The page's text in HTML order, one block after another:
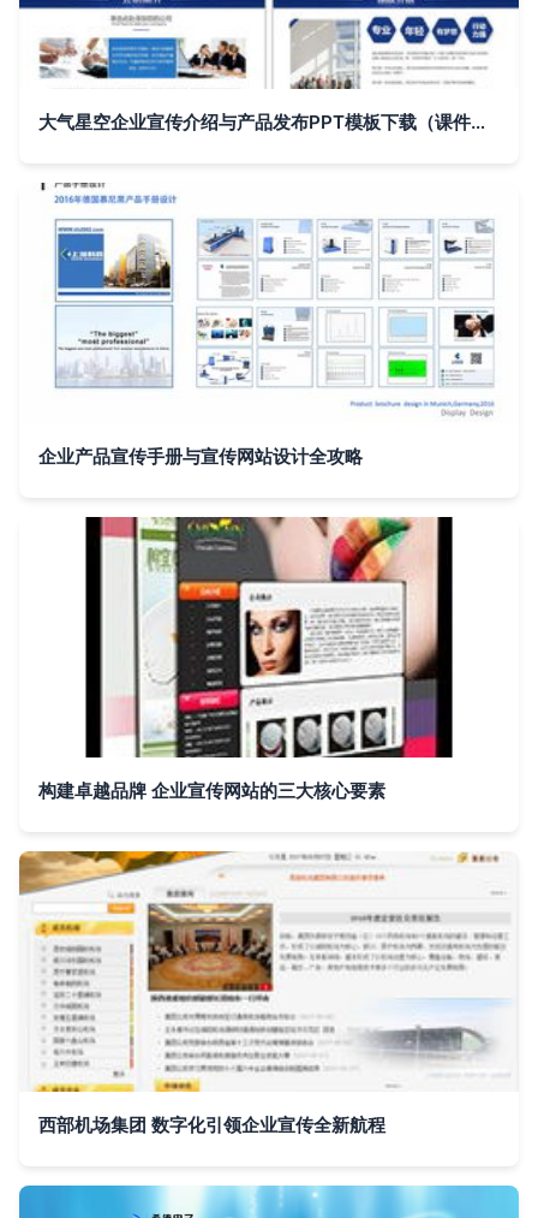
大气星空企业宣传介绍与产品发布PPT模板下载（课件编号 26952033）——商业计划与企业宣传的最佳搭档
企业产品宣传手册与宣传网站设计全攻略
构建卓越品牌 企业宣传网站的三大核心要素
西部机场集团 数字化引领企业宣传全新航程